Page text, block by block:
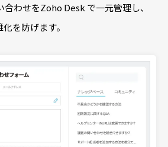
わせをZoho Desk で一元管理し、
を防げます。